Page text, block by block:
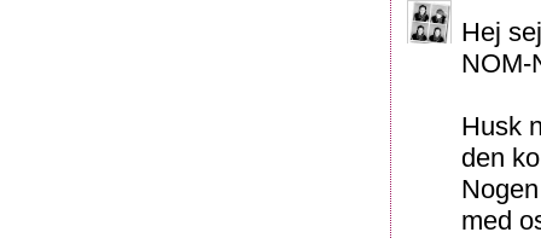
Hej
NOM-
Husk
den
med